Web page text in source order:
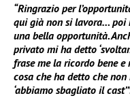
“Ringrazio per
qui già non si lavora… poi
una bella opportunità.
privato mi ha detto
frase me la ricordo bene e
cosa che ha detto che
‘abbiamo sbagliato il